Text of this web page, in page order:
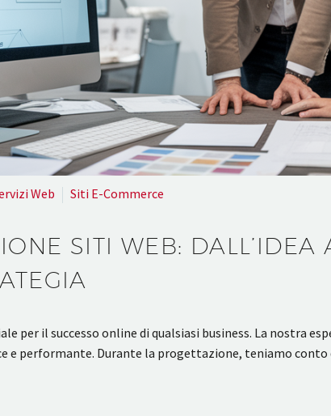
Web Siti E-Commerce
SITI WEB:
per il successo online di qualsiasi business. La nostra
e performante. Durante la progettazione, teniamo